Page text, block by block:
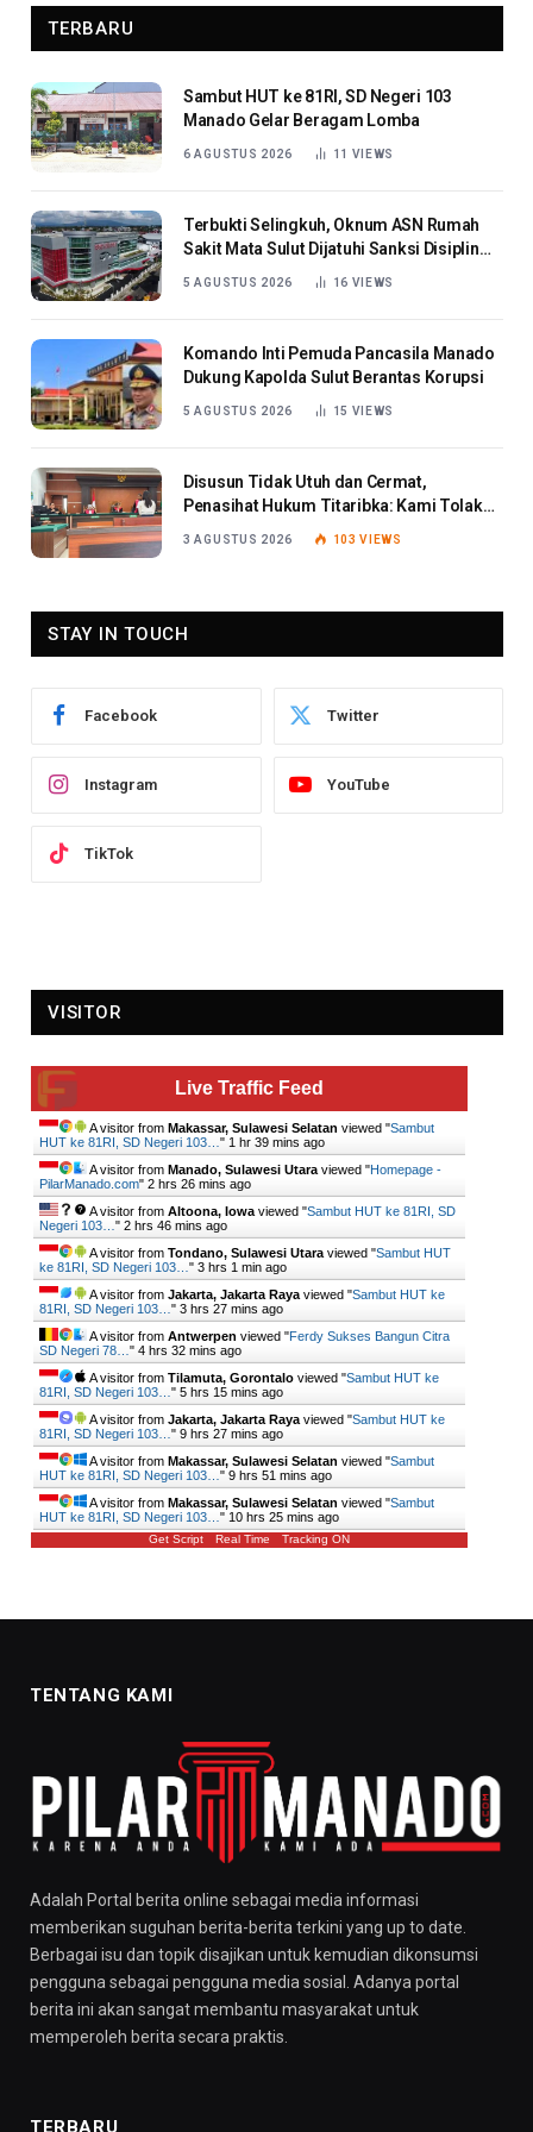
TERBARU
Sambut HUT ke 81RI, SD Negeri 103
Manado Gelar Beragam Lomba
6 AGUSTUS 2026 11 VIEWS
Terbukti Selingkuh, Oknum ASN Rumah
Sakit Mata Sulut Dijatuhi Sanksi Disiplin
5 AGUSTUS 2026 16 VIEWS
Komando Inti Pemuda Pancasila Manado
Dukung Kapolda Sulut Berantas Korupsi
5 AGUSTUS 2026 15 VIEWS
Disusun Tidak Utuh dan Cermat,
Penasihat Hukum Titaribka: Kami Tolak
3 AGUSTUS 2026 103VIEWS
STAY IN TOUCH
Facebook Twitter
Instagram YouTube
TikTok
VISITOR
Live Traffic Feed
A visitor from Makassar, Sulawesi Selatan viewed "Sambut
HUT ke 81RI, SD Negeri 103… " 1 hr 39 mins ago
A visitor from Manado, Sulawesi Utara viewed "Homepage -
PilarManado.com" 2 hrs 26 mins ago
A visitor from Altoona, Iowa viewed "Sambut HUT ke 81RI, SD
Negeri 103… " 2 hrs 46 mins ago
A visitor from Tondano, Sulawesi Utara viewed "Sambut HUT
ke 81RI, SD Negeri 103… " 3 hrs 1 min ago
A visitor from Jakarta, Jakarta Raya viewed "Sambut HUT ke
81RI, SD Negeri 103… " 3 hrs 27 mins ago
A visitor from Antwerpen viewed "Ferdy Sukses Bangun Citra
SD Negeri 78… " 4 hrs 32 mins ago
A visitor from Tilamuta, Gorontalo viewed "Sambut HUT ke
81RI, SD Negeri 103… " 5 hrs 15 mins ago
A visitor from Jakarta, Jakarta Raya viewed "Sambut HUT ke
81RI, SD Negeri 103… " 9 hrs 27 mins ago
A visitor from Makassar, Sulawesi Selatan viewed "Sambut
HUT ke 81RI, SD Negeri 103… " 9 hrs 51 mins ago
A visitor from Makassar, Sulawesi Selatan viewed "Sambut
HUT ke 81RI, SD Negeri 103… " 10 hrs 25 mins ago
Get Script Real Time Tracking ON
TENTANG KAMI
Adalah Portal berita online sebagai media informasi
memberikan suguhan berita-berita terkini yang up to date.
Berbagai isu dan topik disajikan untuk kemudian dikonsumsi
pengguna sebagai pengguna media sosial. Adanya portal
berita ini akan sangat membantu masyarakat untuk
memperoleh berita secara praktis.
TERBARU